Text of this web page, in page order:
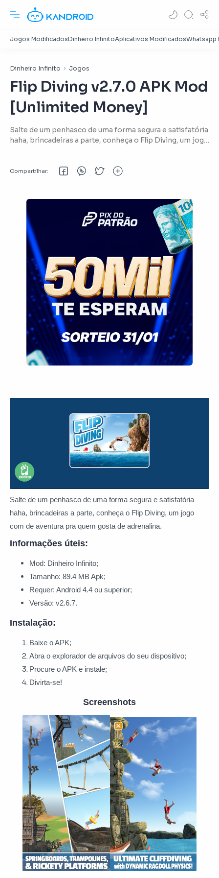
Dinheiro Infinito Jogos
Flip Diving v2.7.0 APK Mod
[Unlimited Money]
Salte de um penhasco de uma forma segura e satisfatória
haha, brincadeiras a parte, conheça o Flip Diving, um jogo
Salte de um penhasco de uma forma segura e satisfatória
haha, brincadeiras a parte, conheça o Flip Diving, um jogo
com de aventura pra quem gosta de adrenalina.
Informações úteis:
Mod: Dinheiro Infinito;
Tamanho: 89.4 MB Apk;
Requer: Android 4.4 ou superior;
Versão: v2.6.7.
Instalação:
Baixe o APK;
Abra o explorador de arquivos do seu dispositivo;
Procure o APK e instale;
Divirta-se!
Screenshots